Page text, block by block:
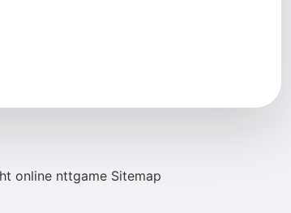
online nttgame Sitemap